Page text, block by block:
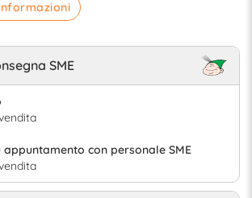
SME
appuntamento con personale SME